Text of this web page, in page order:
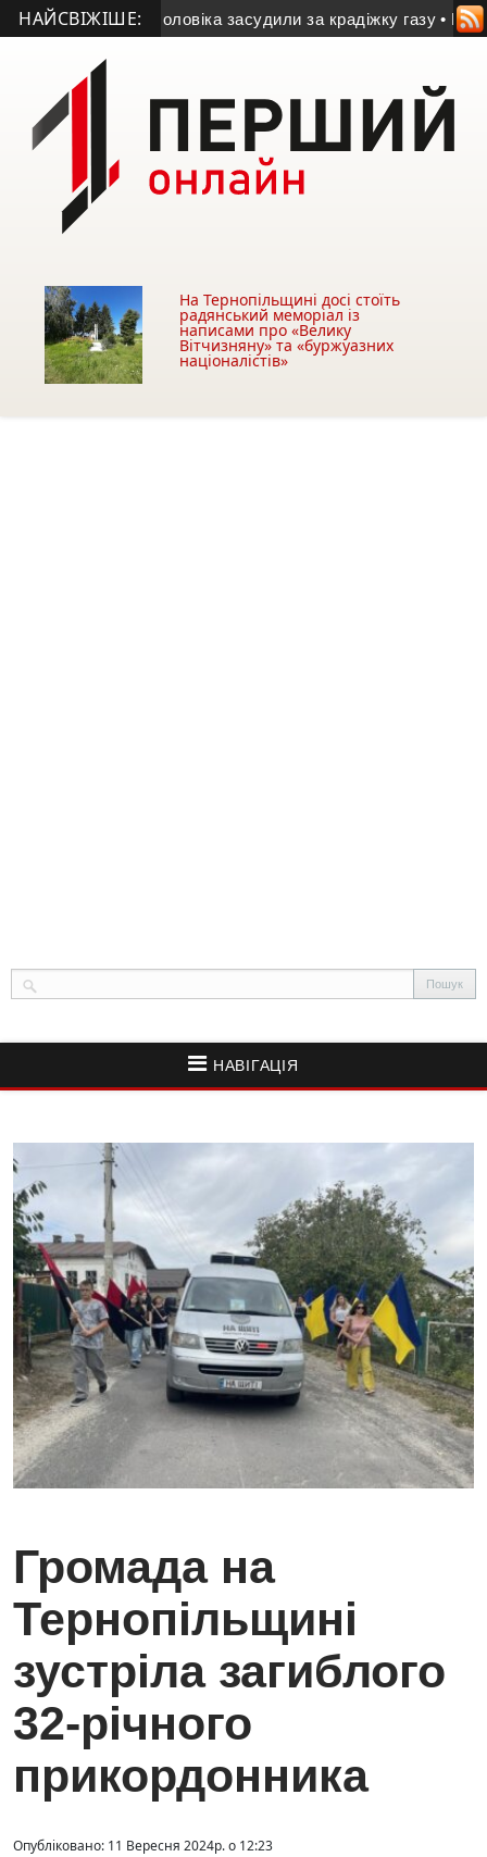
НАЙСВІЖІШЕ:
чоловіка засудили за крадіжку газу • Міський
На Тернопільщині досі стоїть
радянський меморіал із
написами про «Велику
Вітчизняну» та «буржуазних
націоналістів»
НАВІГАЦІЯ
Громада на
Тернопільщині
зустріла загиблого
32-річного
прикордонника
Опубліковано: 11 Вересня 2024р. о 12:23